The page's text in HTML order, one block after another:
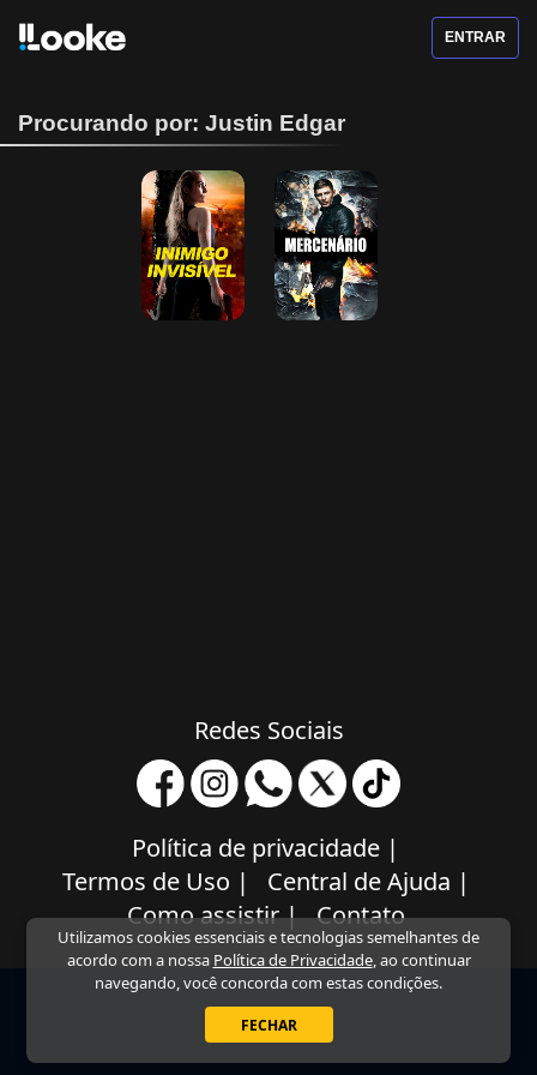
Utilizamos cookies essenciais e tecnologias semelhantes de
acordo com a nossa Política de Privacidade, ao continuar
navegando, você concorda com estas condições.
FECHAR
ENTRAR
Procurando por: Justin Edgar
Inimigo Invisivel Mercenário
Redes Sociais
Política de privacidade |
Termos de Uso | Central de Ajuda |
Como assistir| Contato